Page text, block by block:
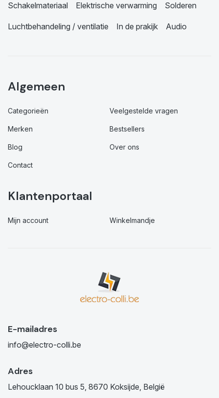
Schakelmateriaal Elektrische verwarming Solderen
Luchtbehandeling / ventilatie In de prakijk Audio
Algemeen
Categorieën Veelgestelde vragen
Merken Bestsellers
Blog Over ons
Contact
Klantenportaal
Mijn account Winkelmandje
E-mailadres
info@electro-colli.be
Adres
Lehoucklaan 10 bus 5, 8670 Koksijde, België